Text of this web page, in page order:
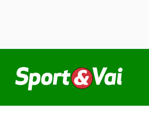
contenuto